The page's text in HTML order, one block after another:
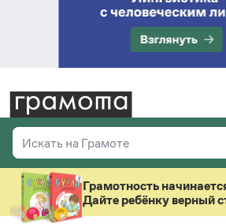
Искать на Грамоте
Справочная служба
Везде